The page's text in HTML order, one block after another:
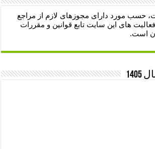
حسب مورد دارای مجوزهای لازم از مراجع
های این سایت تابع قوانین و مقررات
است.